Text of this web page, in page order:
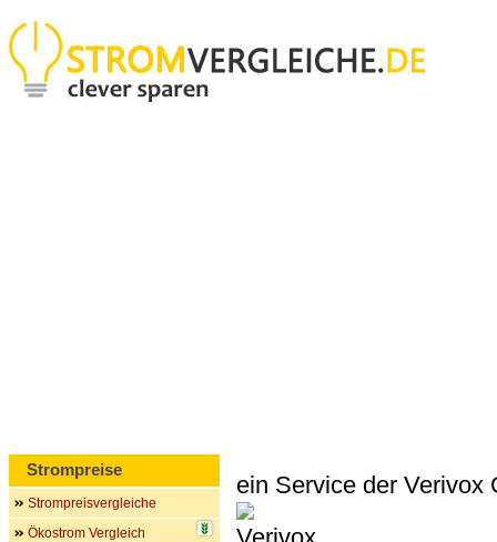
ein Service der Verivox
Strompreise
Strompreisvergleiche
Ökostrom Vergleich